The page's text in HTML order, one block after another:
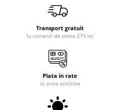
Transport gratuit
la comenzi de peste 279 lei
Plata in rate
la orice achizitie